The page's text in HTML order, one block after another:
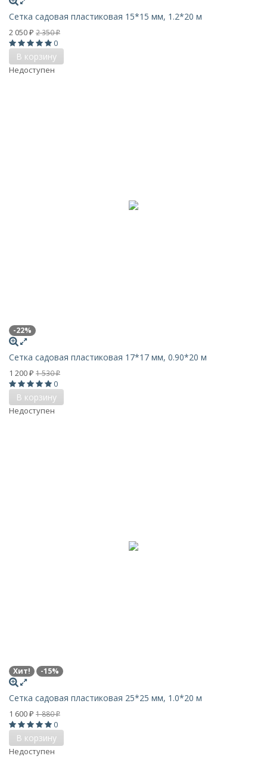
Сетка садовая пластиковая 15*15 мм, 1.2*20 м
2 050 ₽ 2 350₽
0
В корзину
Недоступен
-22%
Сетка садовая пластиковая 17*17 мм, 0.90*20 м
1 200 ₽ 1 530₽
0
В корзину
Недоступен
Хит! -15%
Сетка садовая пластиковая 25*25 мм, 1.0*20 м
1 600 ₽ 1 880₽
0
В корзину
Недоступен